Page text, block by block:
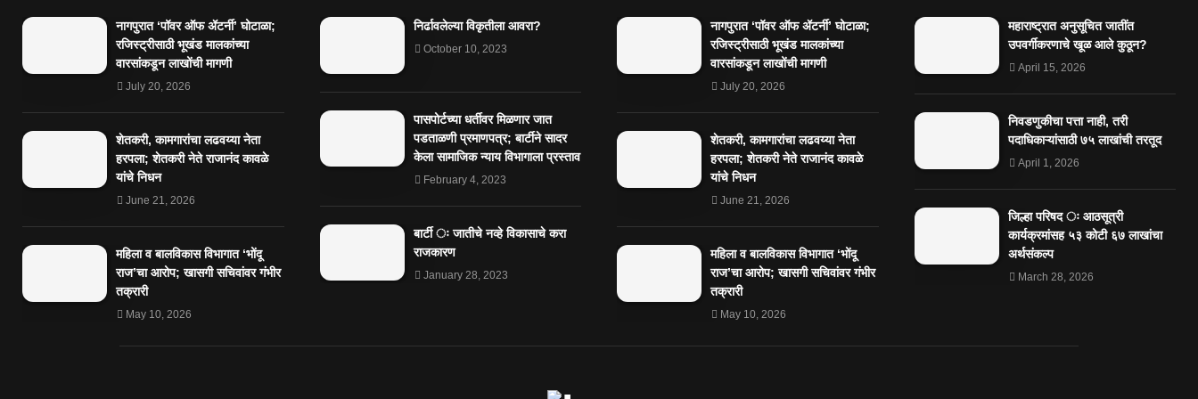
नागपुरात ‘पॉवर ऑफ ॲटर्नी’ घोटाळा;
रजिस्ट्रीसाठी भूखंड मालकांच्या
वारसांकडून लाखोंची मागणी
July 20, 2026
शेतकरी, कामगारांचा लढवय्या नेता
हरपला; शेतकरी नेते राजानंद कावळे
यांचे निधन
June 21, 2026
महिला व बालविकास विभागात ‘भोंदू
राज’चा आरोप; खासगी सचिवांवर गंभीर
तक्रारी
May 10, 2026
निर्ढावलेल्या विकृतीला आवरा?
October 10, 2023
पासपोर्टच्या धर्तीवर मिळणार जात
पडताळणी प्रमाणपत्र; बार्टीने सादर
केला सामाजिक न्याय विभागाला प्रस्ताव
February 4, 2023
बार्टी ः जातीचे नव्हे विकासाचे करा
राजकारण
January 28, 2023
नागपुरात ‘पॉवर ऑफ ॲटर्नी’ घोटाळा;
रजिस्ट्रीसाठी भूखंड मालकांच्या
वारसांकडून लाखोंची मागणी
July 20, 2026
शेतकरी, कामगारांचा लढवय्या नेता
हरपला; शेतकरी नेते राजानंद कावळे
यांचे निधन
June 21, 2026
महिला व बालविकास विभागात ‘भोंदू
राज’चा आरोप; खासगी सचिवांवर गंभीर
तक्रारी
May 10, 2026
महाराष्ट्रात अनुसूचित जातींत
उपवर्गीकरणाचे खूळ आले कुठून?
April 15, 2026
निवडणुकीचा पत्ता नाही, तरी
पदाधिकाऱ्यांसाठी ७५ लाखांची तरतूद
April 1, 2026
जिल्हा परिषद ः आठसूत्री
कार्यक्रमांसह ५३ कोटी ६७ लाखांचा
अर्थसंकल्प
March 28, 2026